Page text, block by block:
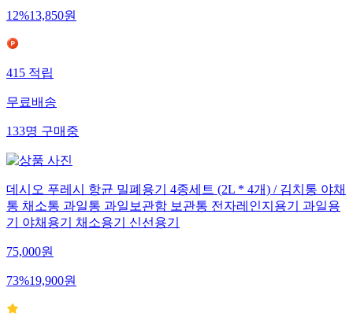
12%13,850원
415적립
무료배송
133명구매중
데시오 푸레시 항균 밀폐용기 4종세트 (2L * 4개) / 김치통 야채
통 채소통 과일통 과일보관함 보관통 전자레인지용기 과일용
기 야채용기 채소용기 신선용기
75,000원
73%19,900원